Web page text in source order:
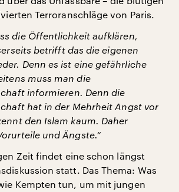
Terroranschläge von Paris.
die Öffentlichkeit aufklären,
betrifft das die eigenen
Denn es ist eine gefährliche
muss man die
informieren. Denn die
hat in der Mehrheit Angst vor
den Islam kaum. Daher
und Ängste.“
Zeit findet eine schon längst
statt. Das Thema: Was
Kempten tun, um mit jungen